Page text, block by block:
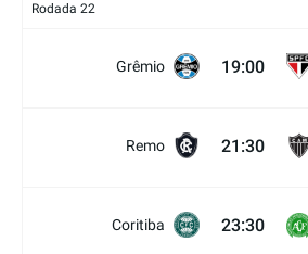
Rodada 22
Grêmio 19:00
Remo 21:30
Coritiba 23:30